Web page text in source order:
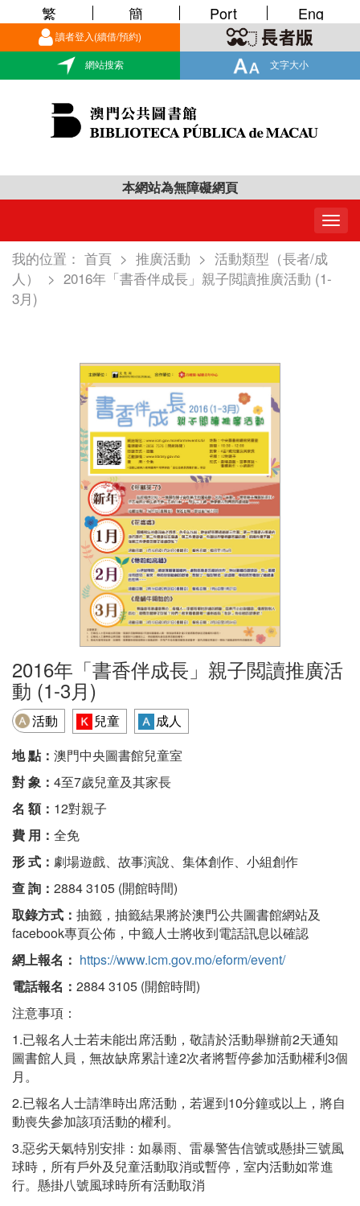
讀者登入(續借/預約)
網站搜索 文字大小
繁 簡 Port Eng
本網站為無障礙網頁
我的位置： 首頁 > 推廣活動 > 活動類型（長者/成
人）
> 2016年「書香伴成長」親子閲讀推廣活動 (1-
3月)
2016年「書香伴成長」親子閲讀推廣活
動 (1-3月)
活動 兒童
成人
地 點： 澳門中央圖書館兒童室
對 象： 4至7歲兒童及其家長
名 額： 12對親子
費 用： 全免
形 式： 劇場遊戲、故事演說、集体創作、小組創作
查 詢： 2884 3105 (開館時間)
取錄方式： 抽籤，抽籤結果將於澳門公共圖書館網站及
facebook專頁公佈，中籤人士將收到電話訊息以確認
網上報名： https://www.icm.gov.mo/eform/event/
電話報名： 2884 3105 (開館時間)
注意事項：
1.已報名人士若未能出席活動，敬請於活動舉辦前2天通知
圖書館人員，無故缺席累計達2次者將暫停參加活動權利3個
月。
2.已報名人士請準時出席活動，若遲到10分鐘或以上，將自
動喪失參加該項活動的權利。
3.惡劣天氣特別安排：如暴雨、雷暴警告信號或懸掛三號風
球時，所有戶外及兒童活動取消或暫停，室内活動如常進
行。懸掛八號風球時所有活動取消